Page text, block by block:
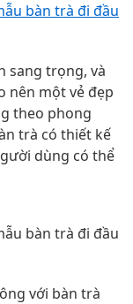
bàn trà đi đầu
sang trọng, và
nên một vẻ đẹp
theo phong
trà có thiết kế
dùng có thể
bàn trà đi đầu
với bàn trà